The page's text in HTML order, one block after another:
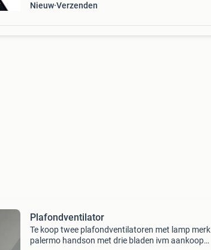
Nieuw Verzenden
Plafondventilator
Te koop twee plafondventilatoren met lamp merk
palermo handson met drie bladen ivm aankoop